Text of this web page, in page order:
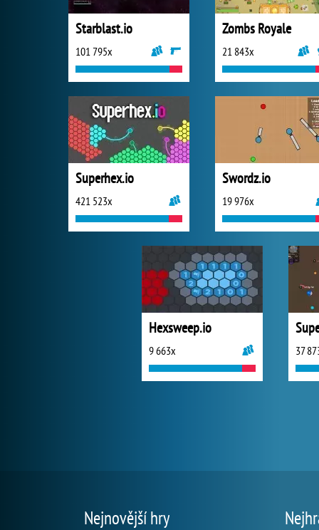
Starblast.io
101 795x
Zombs Royale
21 843x
Superhex.io
421 523x
Swordz.io
19 976x
Hexsweep.io
9 663x 37
Nejnovější hry